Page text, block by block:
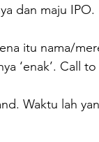
dan maju IPO.
itu nama/
‘enak’. Call to
Waktu lah